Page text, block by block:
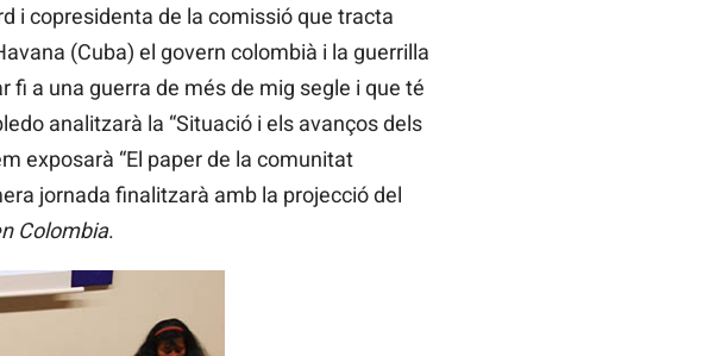
i copresidenta de la comissió que tracta
(Cuba) el govern colombià i la guerrilla
fi a una guerra de més de mig segle i que té
analitzarà la “Situació i els avanços dels
exposarà “El paper de la comunitat
jornada finalitzarà amb la projecció del
Colombia.